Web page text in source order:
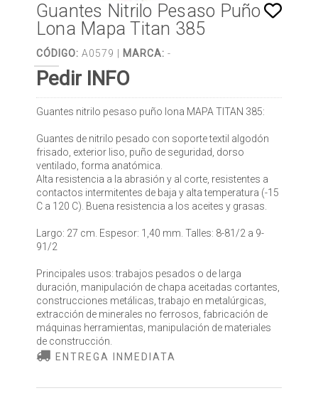
Guantes Nitrilo Pesaso Puño
Lona Mapa Titan 385
CÓDIGO: A0579 | MARCA: -
Pedir INFO
Guantes nitrilo pesaso puño lona MAPA TITAN 385:
Guantes de nitrilo pesado con soporte textil algodón
frisado, exterior liso, puño de seguridad, dorso
ventilado, forma anatómica.
Alta resistencia a la abrasión y al corte, resistentes a
contactos intermitentes de baja y alta temperatura (-15
C a 120 C). Buena resistencia a los aceites y grasas.
Largo: 27 cm. Espesor: 1,40 mm. Talles: 8-81/2 a 9-
91/2
Principales usos: trabajos pesados o de larga
duración, manipulación de chapa aceitadas cortantes,
construcciones metálicas, trabajo en metalúrgicas,
extracción de minerales no ferrosos, fabricación de
máquinas herramientas, manipulación de materiales
de construcción.
ENTREGA INMEDIATA